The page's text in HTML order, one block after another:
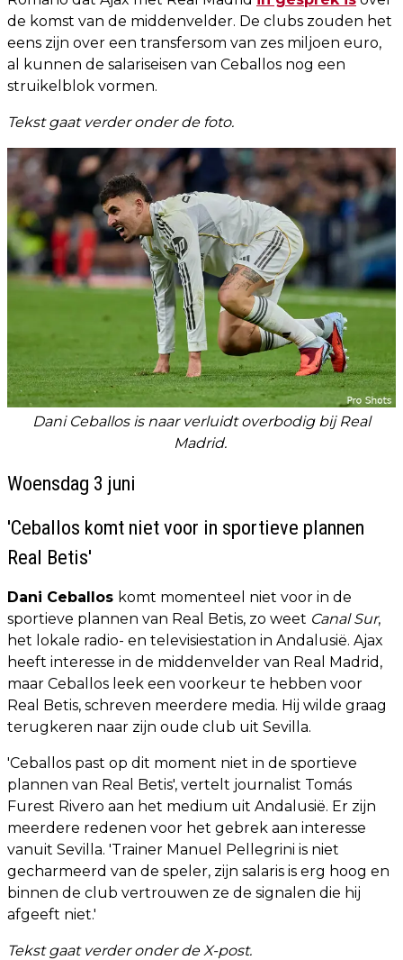
de komst van de middenvelder. De clubs zouden het
eens zijn over een transfersom van zes miljoen euro,
al kunnen de salariseisen van Ceballos nog een
struikelblok vormen.
Tekst gaat verder onder de foto.
Dani Ceballos is naar verluidt overbodig bij Real
Madrid.
Woensdag 3 juni
'Ceballos komt niet voor in sportieve plannen
Real Betis'
Dani Ceballos komt momenteel niet voor in de
sportieve plannen van Real Betis, zo weet Canal Sur,
het lokale radio- en televisiestation in Andalusië. Ajax
heeft interesse in de middenvelder van Real Madrid,
maar Ceballos leek een voorkeur te hebben voor
Real Betis, schreven meerdere media. Hij wilde graag
terugkeren naar zijn oude club uit Sevilla.
'Ceballos past op dit moment niet in de sportieve
plannen van Real Betis', vertelt journalist Tomás
Furest Rivero aan het medium uit Andalusië. Er zijn
meerdere redenen voor het gebrek aan interesse
vanuit Sevilla. 'Trainer Manuel Pellegrini is niet
gecharmeerd van de speler, zijn salaris is erg hoog en
binnen de club vertrouwen ze de signalen die hij
afgeeft niet.'
Tekst gaat verder onder de X-post.